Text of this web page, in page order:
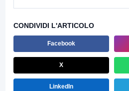
CONDIVIDI L'ARTICOLO
Facebook
X
LinkedIn